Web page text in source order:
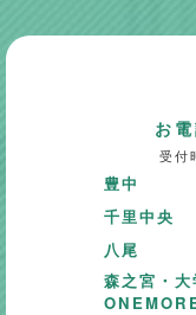
お
受付
豊中
千里中央
八尾
森之宮・大